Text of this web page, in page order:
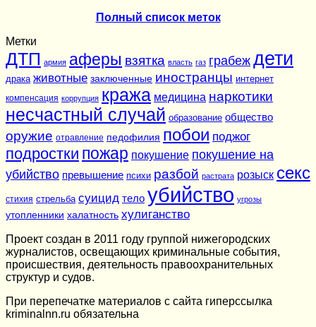
Полный список меток
Метки
ДТП армия аферы взятка власть газ грабеж дети
драка животные заключенные иностранцы интернет
компенсация коррупция кража медицина наркотики
несчастный случай образование общество
оружие отравление педофилия побои поджог
подростки пожар покушение покушение на
убийство превышение психи разбой растрата розыск секс
стихия стрельба суицид тело убийство угрозы
утопленники халатность хулиганство
Проект создан в 2011 году группой нижегородских
журналистов, освещающих криминальные события,
происшествия, деятельность правоохранительных
структур и судов.
При перепечатке материалов c сайта гиперссылка
kriminalnn.ru обязательна